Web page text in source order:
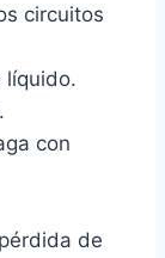
circuitos
líquido.
con
de